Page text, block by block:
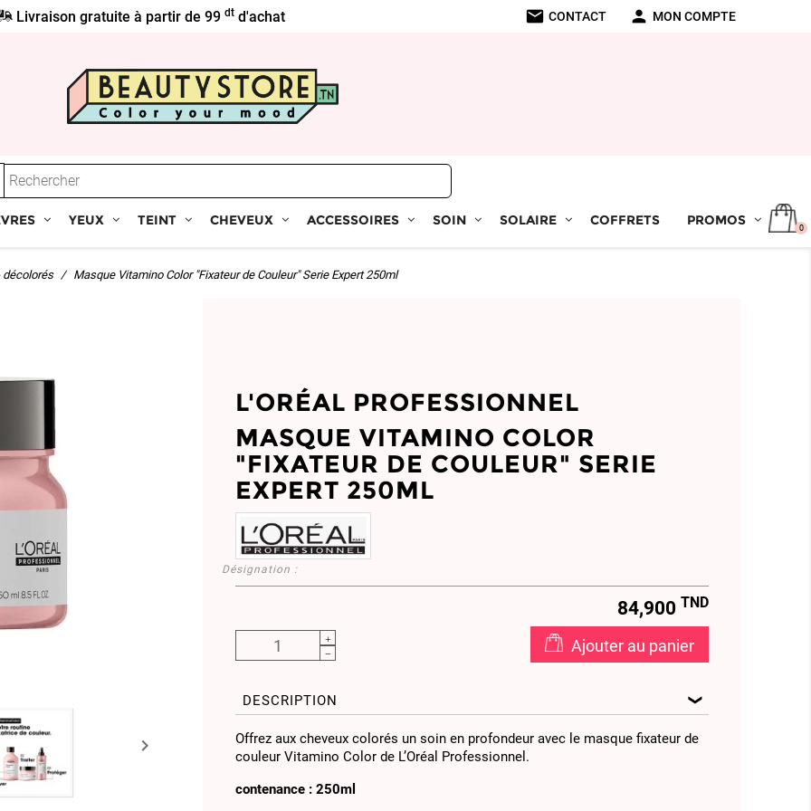
Livraison gratuite à partir de 99dt d'achat mail CONTACT person MON COMPTE
YEUX TEINT CHEVEUX ACCESSOIRES SOIN SOLAIRE COFFRETS PROMOS 0
décolorés Masque Vitamino Color "Fixateur de Couleur" Serie Expert 250ml

L'ORÉAL PROFESSIONNEL
MASQUE VITAMINO COLOR
"FIXATEUR DE COULEUR" SERIE
EXPERT 250ML
Désignation :
84,900 TND
Ajouter au panier
DESCRIPTION
Offrez aux cheveux colorés un soin en profondeur avec le masque fixateur de
couleur Vitamino Color de L’Oréal Professionnel.
contenance : 250ml